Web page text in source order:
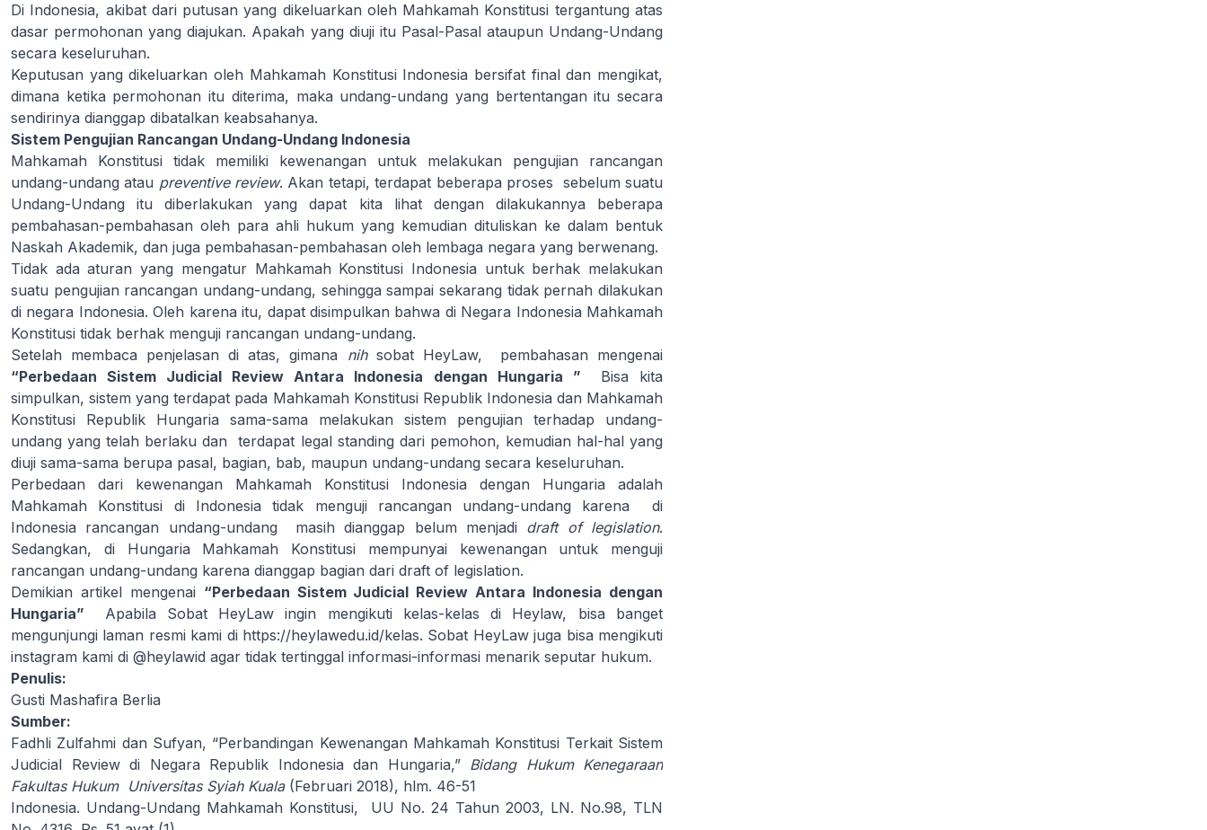
Di Indonesia, akibat dari putusan yang dikeluarkan oleh Mahkamah Konstitusi tergantung atas
dasar permohonan yang diajukan. Apakah yang diuji itu Pasal-Pasal ataupun Undang-Undang
secara keseluruhan.
Keputusan yang dikeluarkan oleh Mahkamah Konstitusi Indonesia bersifat final dan mengikat,
dimana ketika permohonan itu diterima, maka undang-undang yang bertentangan itu secara
sendirinya dianggap dibatalkan keabsahanya.
Sistem Pengujian Rancangan Undang-Undang Indonesia
Mahkamah Konstitusi tidak memiliki kewenangan untuk melakukan pengujian rancangan
undang-undang atau preventive review. Akan tetapi, terdapat beberapa proses sebelum suatu
Undang-Undang itu diberlakukan yang dapat kita lihat dengan dilakukannya beberapa
pembahasan-pembahasan oleh para ahli hukum yang kemudian dituliskan ke dalam bentuk
Naskah Akademik, dan juga pembahasan-pembahasan oleh lembaga negara yang berwenang.
Tidak ada aturan yang mengatur Mahkamah Konstitusi Indonesia untuk berhak melakukan
suatu pengujian rancangan undang-undang, sehingga sampai sekarang tidak pernah dilakukan
di negara Indonesia. Oleh karena itu, dapat disimpulkan bahwa di Negara Indonesia Mahkamah
Konstitusi tidak berhak menguji rancangan undang-undang.
Setelah membaca penjelasan di atas, gimana nihsobat HeyLaw, pembahasan mengenai
“Perbedaan Sistem Judicial Review Antara Indonesia dengan Hungaria ” Bisa kita
simpulkan, sistem yang terdapat pada Mahkamah Konstitusi Republik Indonesia dan Mahkamah
Konstitusi Republik Hungaria sama-sama melakukan sistem pengujian terhadap undang-
undang yang telah berlaku dan terdapat legal standing dari pemohon, kemudian hal-hal yang
diuji sama-sama berupa pasal, bagian, bab, maupun undang-undang secara keseluruhan.
Perbedaan dari kewenangan Mahkamah Konstitusi Indonesia dengan Hungaria adalah
Mahkamah Konstitusi di Indonesia tidak menguji rancangan undang-undang karena di
Indonesia rancangan undang-undang masih dianggap belum menjadi draft of legislation.
Sedangkan, di Hungaria Mahkamah Konstitusi mempunyai kewenangan untuk menguji
rancangan undang-undang karena dianggap bagian dari draft of legislation.
Demikian artikel mengenai “Perbedaan Sistem Judicial Review Antara Indonesia dengan
Hungaria” Apabila Sobat HeyLaw ingin mengikuti kelas-kelas di Heylaw, bisa banget
mengunjungi laman resmi kami di https://heylawedu.id/kelas. Sobat HeyLaw juga bisa mengikuti
instagram kami di @heylawid agar tidak tertinggal informasi-informasi menarik seputar hukum.
Penulis:
Gusti Mashafira Berlia
Sumber:
Fadhli Zulfahmi dan Sufyan, “Perbandingan Kewenangan Mahkamah Konstitusi Terkait Sistem
Judicial Review di Negara Republik Indonesia dan Hungaria,” Bidang Hukum Kenegaraan
Fakultas Hukum Universitas Syiah Kuala (Februari 2018), hlm. 46-51
Indonesia. Undang-Undang Mahkamah Konstitusi, UU No. 24 Tahun 2003, LN. No.98, TLN